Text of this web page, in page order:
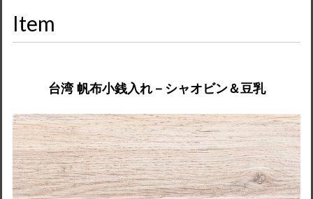
Item
台湾 帆布小銭入れ－シャオビン＆豆乳